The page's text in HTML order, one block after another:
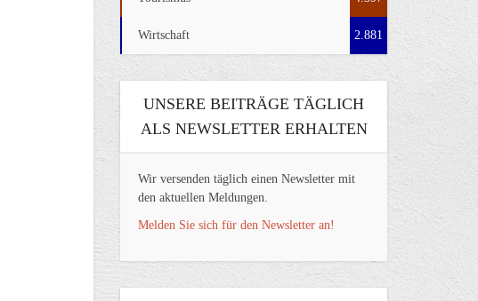
Wirtschaft 2.881
UNSERE BEITRÄGE TÄGLICH
ALS NEWSLETTER ERHALTEN
Wir versenden täglich einen Newsletter mit
den aktuellen Meldungen.
Melden Sie sich für den Newsletter an!